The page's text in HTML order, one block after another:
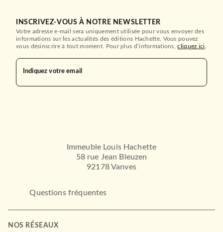
INSCRIVEZ-VOUS À NOTRE NEWSLETTER
Votre adresse e-mail sera uniquement utilisée pour vous envoyer des
informations sur les actualités des éditions Hachette. Vous pouvez
vous désinscrire à tout moment. Pour plus d’informations,cliquez ici
Indiquez votre email
Immeuble Louis Hachette
58 rue Jean Bleuzen
92178 Vanves
Questions fréquentes
NOS RÉSEAUX